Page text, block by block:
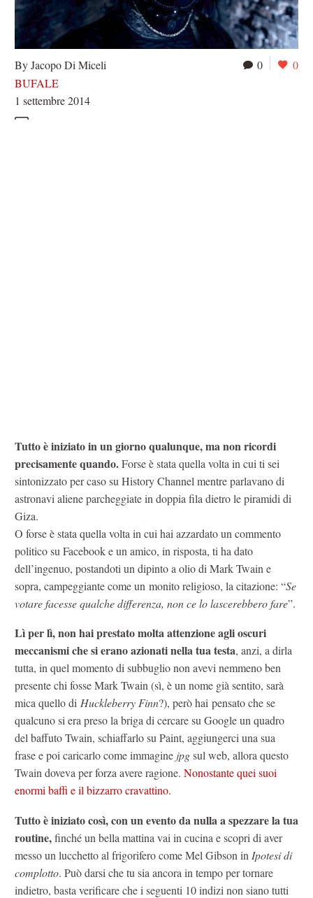
0 0
By Jacopo Di Miceli
BUFALE
1 settembre 2014
Tutto è iniziato in un giorno qualunque, ma non ricordi
precisamente quando.Forse è stata quella volta in cui ti sei
sintonizzato per caso su History Channel mentre parlavano di
astronavi aliene parcheggiate in doppia fila dietro le piramidi di
Giza.
O forse è stata quella volta in cui hai azzardato un commento
politico su Facebook e un amico, in risposta, ti ha dato
dell’ingenuo, postandoti un dipinto a olio di Mark Twain e
sopra, campeggiante come un monito religioso, la citazione: “Se
votare facesse qualche differenza, non ce lo lascerebbero fare”.
Lì per lì, non hai prestato molta attenzione agli oscuri
meccanismi che si erano azionati nella tua testa, anzi, a dirla
tutta, in quel momento di subbuglio non avevi nemmeno ben
presente chi fosse Mark Twain (sì, è un nome già sentito, sarà
mica quello di Huckleberry Finn?), però hai pensato che se
qualcuno si era preso la briga di cercare su Google un quadro
del baffuto Twain, schiaffarlo su Paint, aggiungerci una sua
frase e poi caricarlo come immagine jpgsul web, allora questo
Twain doveva per forza avere ragione. Nonostante quei suoi
enormi baffi e il bizzarro cravattino.
Tutto è iniziato così, con un evento da nulla a spezzare la tua
routine,finché un bella mattina vai in cucina e scopri di aver
messo un lucchetto al frigorifero come Mel Gibson in Ipotesi di
complotto. Può darsi che tu sia ancora in tempo per tornare
indietro, basta verificare che i seguenti 10 indizi non siano tutti